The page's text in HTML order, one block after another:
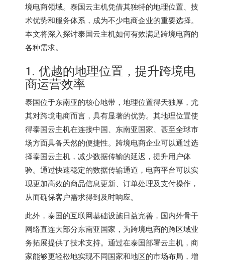
境电商领域。 泰国云主机凭借其独特的地理位置、技
术优势和服务体系，成为不少电商企业的重要选择。
本文将深入探讨泰国云主机如何有效满足跨境电商的
各种需求。
1. 优越的地理位置，提升跨境电
商运营效率
泰国位于东南亚的核心地带，地理位置得天独厚，尤
其对跨境电商而言，具有显著的优势。其地理位置使
得泰国云主机在连接中国、东南亚国家、甚至全球市
场方面具备天然的便捷性。跨境电商企业可以通过选
择泰国云主机，减少数据传输的延迟，提升用户体
验。通过快速稳定的数据传输通道，电商平台可以实
现更加高效的商品信息更新、订单处理及支付操作，
从而确保客户需求得到及时响应。
此外，泰国的互联网基础设施日益完善，国内外骨干
网络直连大部分东南亚国家，为跨境电商的跨区域业
务拓展提供了技术支持。通过在泰国部署云主机，商
家能够更轻松地实现不同国家和地区的市场布局，增